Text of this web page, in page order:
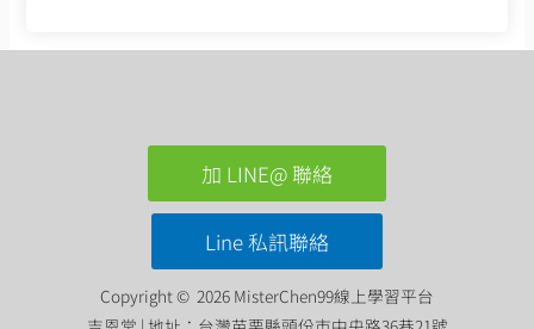
加 LINE@ 聯絡
Line 私訊聯絡
Copyright © 2026 MisterChen99線上學習平台